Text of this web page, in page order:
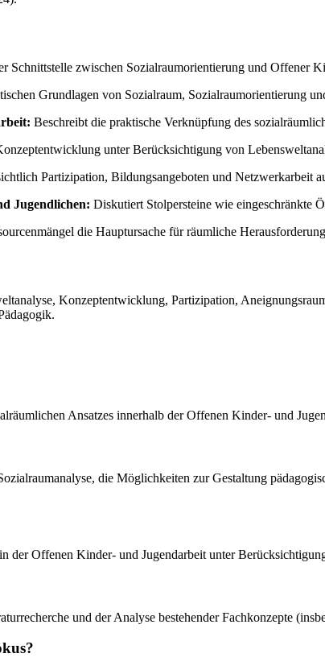
Schnittstelle zwischen Sozialraumorientierung und Offener
Grundlagen von Sozialraum, Sozialraumorientierung
Beschreibt die praktische Verknüpfung des
unter Berücksichtigung von
Partizipation, Bildungsangeboten und Netzwerkarbeit
Jugendlichen: Diskutiert Stolpersteine wie eingeschränkte
die Hauptursache für räumliche
Konzeptentwicklung, Partizipation,
Ansatzes innerhalb der Offenen Kinder- und
die Möglichkeiten zur Gestaltung
der Offenen Kinder- und Jugendarbeit unter
und der Analyse bestehender Fachkonzepte